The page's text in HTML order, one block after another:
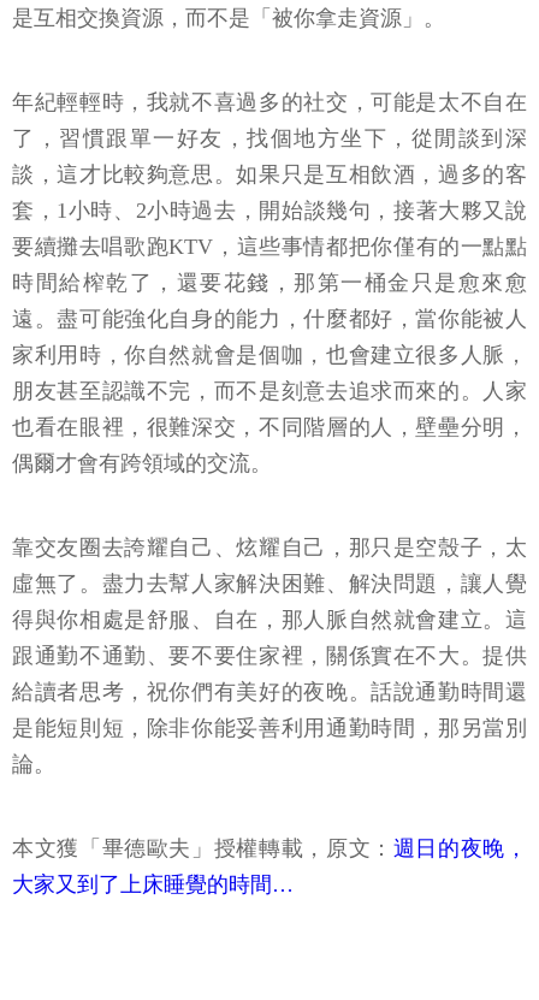
是互相交換資源，而不是「被你拿走資源」。
年紀輕輕時，我就不喜過多的社交，可能是太不自在
了，習慣跟單一好友，找個地方坐下，從閒談到深
談，這才比較夠意思。如果只是互相飲酒，過多的客
套，1小時、2小時過去，開始談幾句，接著大夥又說
要續攤去唱歌跑KTV，這些事情都把你僅有的一點點
時間給榨乾了，還要花錢，那第一桶金只是愈來愈
遠。盡可能強化自身的能力，什麼都好，當你能被人
家利用時，你自然就會是個咖，也會建立很多人脈，
朋友甚至認識不完，而不是刻意去追求而來的。人家
也看在眼裡，很難深交，不同階層的人，壁壘分明，
偶爾才會有跨領域的交流。
靠交友圈去誇耀自己、炫耀自己，那只是空殼子，太
虛無了。盡力去幫人家解決困難、解決問題，讓人覺
得與你相處是舒服、自在，那人脈自然就會建立。這
跟通勤不通勤、要不要住家裡，關係實在不大。提供
給讀者思考，祝你們有美好的夜晚。話說通勤時間還
是能短則短，除非你能妥善利用通勤時間，那另當別
論。
本文獲「畢德歐夫」授權轉載，原文： 週日的夜晚，
大家又到了上床睡覺的時間…